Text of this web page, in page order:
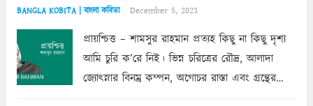
BANGLA KOBITA | বাংলা কবিতা December 5, 2023
প্রায়শ্চিত্ত – শামসুর রাহমান প্রত্যহ কিছু না কিছু দৃশ্য
আমি চুরি ক’রে নিই। ভিন্ন চরিত্রের রৌদ্র, আলাদা
জ্যোৎস্নার বিনম্র কম্পন, অগোচর রাস্তা এবং গ্রন্থের